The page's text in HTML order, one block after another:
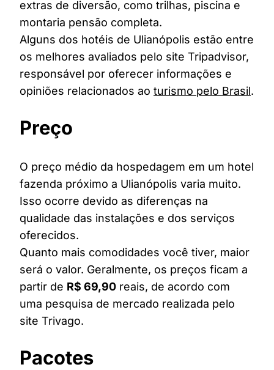
extras de diversão, como trilhas, piscina e
montaria pensão completa.
Alguns dos hotéis de Ulianópolis estão entre
os melhores avaliados pelo site Tripadvisor,
responsável por oferecer informações e
opiniões relacionados ao turismo pelo Brasil.
Preço
O preço médio da hospedagem em um hotel
fazenda próximo a Ulianópolis varia muito.
Isso ocorre devido as diferenças na
qualidade das instalações e dos serviços
oferecidos.
Quanto mais comodidades você tiver, maior
será o valor. Geralmente, os preços ficam a
partir de R$ 69,90 reais, de acordo com
uma pesquisa de mercado realizada pelo
site Trivago.
Pacotes